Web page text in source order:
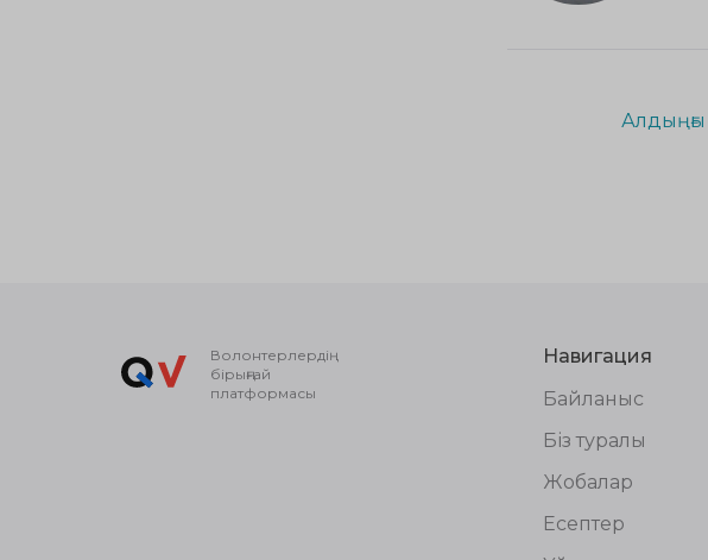
Алдыңғы
Волонтерлердің
бірыңғай
платформасы
Навигация
Байланыс
Біз туралы
Жобалар
Есептер